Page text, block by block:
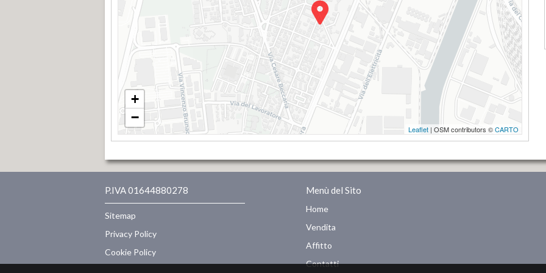
+
−
Leaflet | OSM contributors ©CARTO
P.IVA 01644880278
Sitemap
Privacy Policy
Cookie Policy
Menù del Sito
Home
Vendita
Affitto
Contatti